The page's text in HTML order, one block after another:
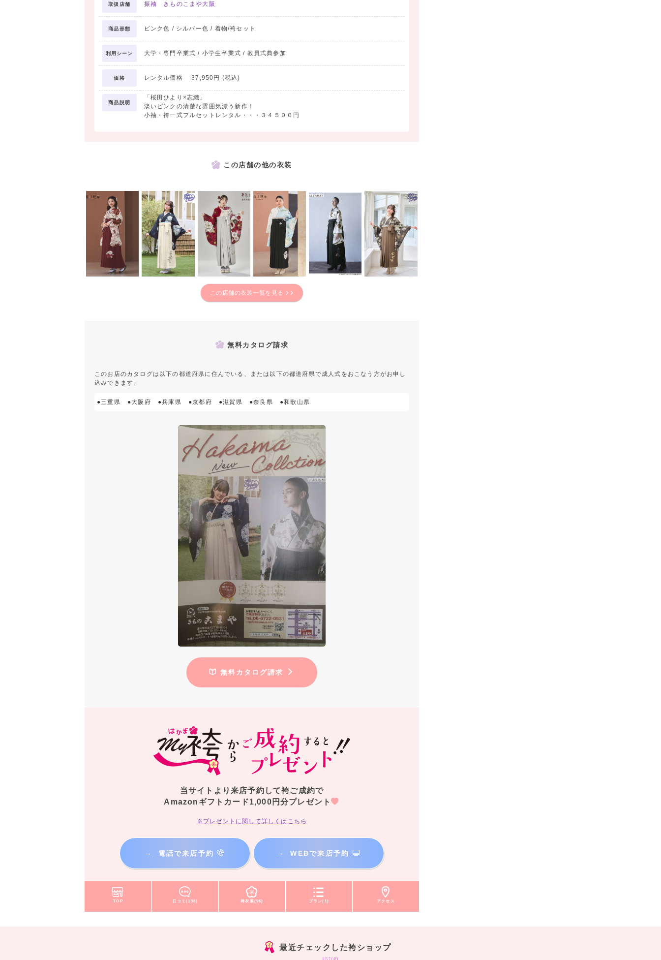
取扱店舗 振袖 きものこまや大阪
商品形態 ピンク色 / シルバー色 / 着物/袴セット
利用シーン 大学・専門卒業式 / 小学生卒業式 / 教員式典参加
価格 レンタル価格 37,950円 (税込)
商品説明
「桜田ひより×志織」
淡いピンクの清楚な雰囲気漂う新作！
小袖・袴一式フルセットレンタル・・・３４５００円
この店舗の他の衣装
この店舗の衣装一覧を見る
無料カタログ請求
このお店のカタログは以下の都道府県に住んでいる、または以下の都道府県で成人式をおこなう方がお申し
込みできます。
●三重県 ●大阪府 ●兵庫県 ●京都府 ●滋賀県 ●奈良県 ●和歌山県
無料カタログ請求
当サイトより来店予約して袴ご成約で
Amazonギフトカード1,000円分プレゼント
※プレゼントに関して詳しくはこちら
→ 電話で来店予約 → WEBで来店予約
TOP 口コミ(136) 袴衣装(96) プラン(1) アクセス
最近チェックした袴ショップ